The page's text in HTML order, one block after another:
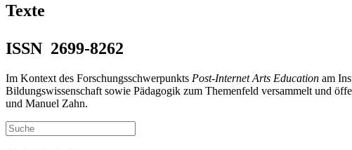
Texte
ISSN 2699-8262
Im Kontext des Forschungsschwerpunkts Post-Internet Arts Education am
Bildungswissenschaft sowie Pädagogik zum Themenfeld versammelt und
und Manuel Zahn.